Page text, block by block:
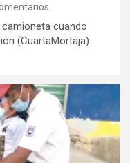
cuando
(CuartaMortaja)